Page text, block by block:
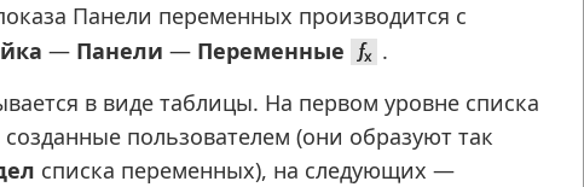
Панели переменных производится с
—Панели —Переменные
.
в виде таблицы. На первом уровне списка
пользователем (они образуют так
списка переменных), на следующих —